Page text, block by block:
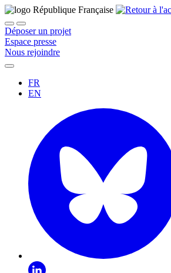
Déposer un projet
Espace presse
Nous rejoindre
FR
EN